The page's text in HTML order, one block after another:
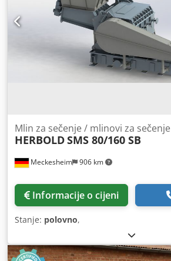
Meckesheim 906 km
Mlin za sečenje / mlinovi za sečenje
HERBOLDSMS 80/160 SB
Informacije o cijeni
Stanje: polovno,